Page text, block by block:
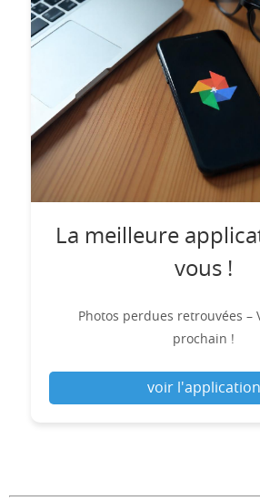
La meilleure
vous !
Photos perdues retrouvées –
prochain !
voir l'application